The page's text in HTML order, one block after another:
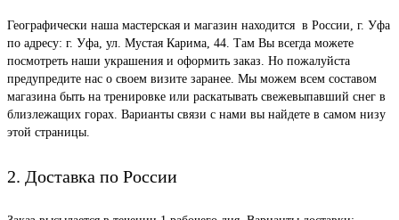
Географически наша мастерская и магазин находится в России, г. Уфа
по адресу: г. Уфа, ул. Мустая Карима, 44. Там Вы всегда можете
посмотреть наши украшения и оформить заказ. Но пожалуйста
предупредите нас о своем визите заранее. Мы можем всем составом
магазина быть на тренировке или раскатывать свежевыпавший снег в
близлежащих горах. Варианты связи с нами вы найдете в самом низу
этой страницы.
2. Доставка по России